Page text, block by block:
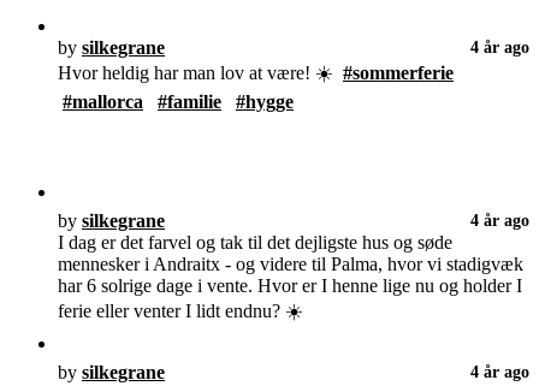
by silkegrane 4 år ago
Hvor heldig har man lov at være! ☀️ #sommerferie
#mallorca
#familie #hygge
by silkegrane 4 år ago
I dag er det farvel og tak til det dejligste hus og søde
mennesker i Andraitx - og videre til Palma, hvor vi stadigvæk
har 6 solrige dage i vente. Hvor er I henne lige nu og holder I
ferie eller venter I lidt endnu? ☀️
by silkegrane 4 år ago